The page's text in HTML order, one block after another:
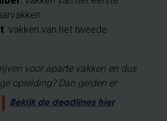
: vakken van het tweede
voor aparte vakken en dus
opleiding? Dan gelden er
Bekijk de deadlines hier